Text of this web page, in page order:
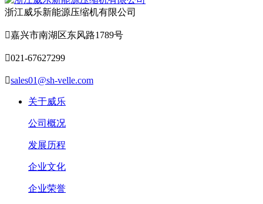
浙江威乐新能源压缩机有限公司
嘉兴市南湖区东风路1789号
021-67627299
sales01@sh-velle.com
关于威乐
公司概况
发展历程
企业文化
企业荣誉